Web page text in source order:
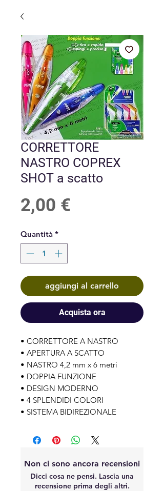
CORRETTORE
NASTRO COPREX
SHOT a scatto
2,00 €
Quantità *
aggiungi al carrello
Acquista ora
• CORRETTORE A NASTRO
• APERTURA A SCATTO
• NASTRO 4,2 mm x 6 metri
• DOPPIA FUNZIONE
• DESIGN MODERNO
• 4 SPLENDIDI COLORI
• SISTEMA BIDIREZIONALE
Non ci sono ancora recensioni
Dicci cosa ne pensi. Lascia una
recensione prima degli altri.